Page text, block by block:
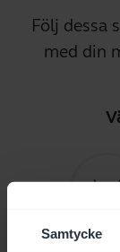
Samtycke
Följ dessa
med din